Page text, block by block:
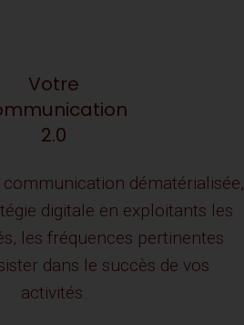
Votre
2.0
dématérialisée,
digitale en exploitants les
les fréquences pertinentes
dans le succès de vos
activités.